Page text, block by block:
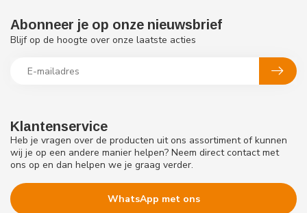
Klantenservice
Heb je vragen over de producten uit ons assortiment of kunnen
wij je op een andere manier helpen? Neem direct contact met
ons op en dan helpen we je graag verder.
WhatsApp met ons
Abonneer je op onze nieuwsbrief
Blijf op de hoogte over onze laatste acties